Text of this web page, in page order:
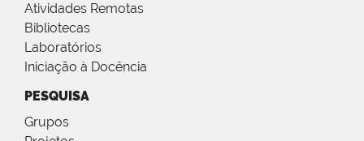
Atividades Remotas
Bibliotecas
Laboratórios
Iniciação à Docência
PESQUISA
Grupos